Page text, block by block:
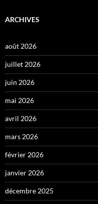
ARCHIVES
août 2026
juillet 2026
juin 2026
mai 2026
avril 2026
mars 2026
février 2026
janvier 2026
décembre 2025